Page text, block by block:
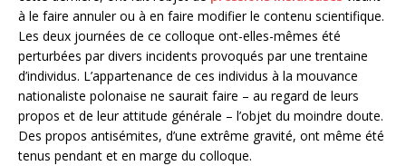
à le faire annuler ou à en faire modifier le contenu scientifique.
Les deux journées de ce colloque ont-elles-mêmes été
perturbées par divers incidents provoqués par une trentaine
d’individus. L’appartenance de ces individus à la mouvance
nationaliste polonaise ne saurait faire – au regard de leurs
propos et de leur attitude générale – l’objet du moindre doute.
Des propos antisémites, d’une extrême gravité, ont même été
tenus pendant et en marge du colloque.